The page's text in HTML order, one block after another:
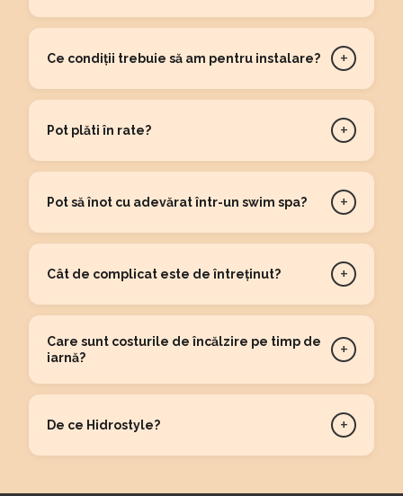
Ce condiții trebuie să am pentru instalare? +
Pot plăti în rate? +
Pot să înot cu adevărat într-un swim spa? +
Cât de complicat este de întreținut? +
Care sunt costurile de încălzire pe timp de
iarnă?
+
De ce Hidrostyle? +